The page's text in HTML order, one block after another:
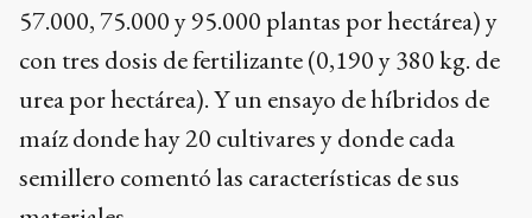
57.000, 75.000 y 95.000 plantas por hectárea) y
con tres dosis de fertilizante (0,190 y 380 kg. de
urea por hectárea). Y un ensayo de híbridos de
maíz donde hay 20 cultivares y donde cada
semillero comentó las características de sus